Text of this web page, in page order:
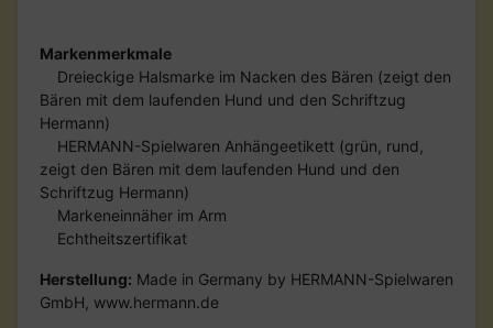
Markenmerkmale
Dreieckige Halsmarke im Nacken des Bären (zeigt den
Bären mit dem laufenden Hund und den Schriftzug
Hermann)
HERMANN-Spielwaren Anhängeetikett (grün, rund,
zeigt den Bären mit dem laufenden Hund und den
Schriftzug Hermann)
Markeneinnäher im Arm
Echtheitszertifikat
Herstellung: Made in Germany by HERMANN-Spielwaren
GmbH, www.hermann.de